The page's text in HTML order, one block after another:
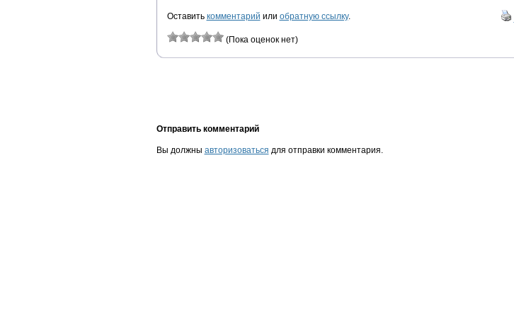
Оставить комментарий или обратную ссылку.
(Пока оценок нет)
Отправить комментарий
Вы должны авторизоваться для отправки комментария.